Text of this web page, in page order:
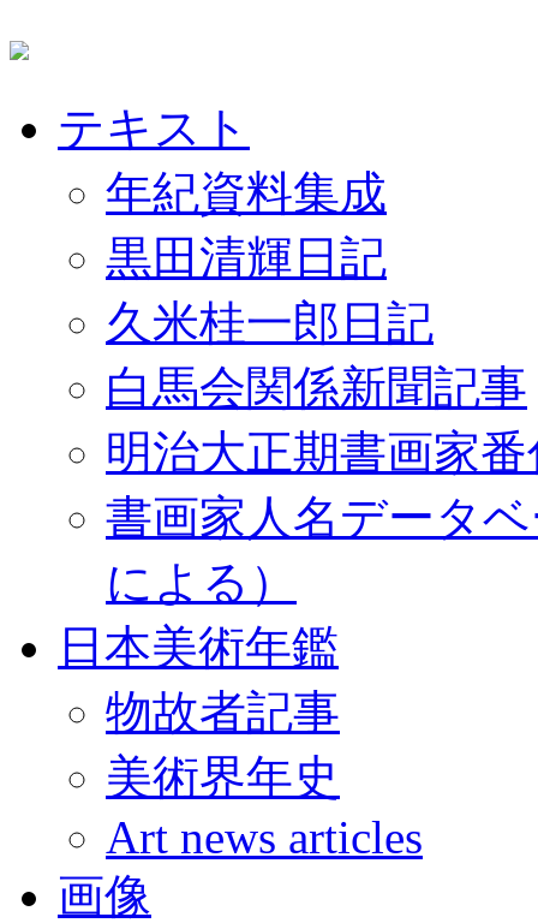
テキスト
年紀資料集成
黒田清輝日記
久米桂一郎日記
白馬会関係新聞記事
明治大正期書画家
書画家人名データ
による）
日本美術年鑑
物故者記事
美術界年史
Art news articles
画像